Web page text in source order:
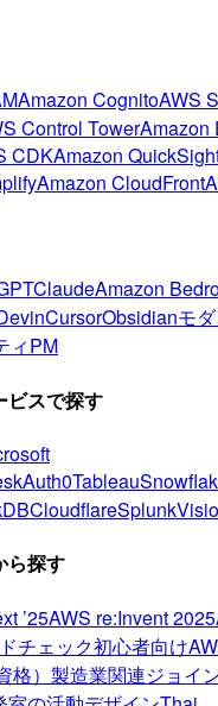
Amazon CognitoAWS
Control TowerAmazon
CDKAmazon
Amazon CloudFront
ClaudeAmazon
CursorObsidianモ
ィPM
ビスで探す
Auth0Tableau
CloudflareSplunk
ら探す
’25AWS re:Invent 2025
チェック初心者向け
） 製造業関連ジョイ